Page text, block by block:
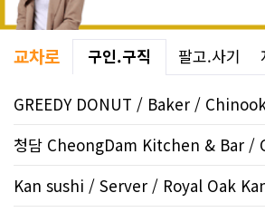
교차로 구인.구직 팔고.사기
GREEDY DONUT / Baker /